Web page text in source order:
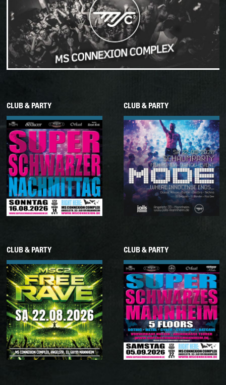
CLUB & PARTY
Sonntag16.08.2026
SUPER SCHWARZER
NACHMITTAG
CLUB & PARTY
Samstag22.08.2026
M.O.D.E. •
SCHAUMPARTY EDITION
CLUB & PARTY
Samstag22.08.2026
MSC FREE RAVE • VOL.
11
CLUB & PARTY
Samstag05.09.2026
SUPER SCHWARZES
MANNHEIM